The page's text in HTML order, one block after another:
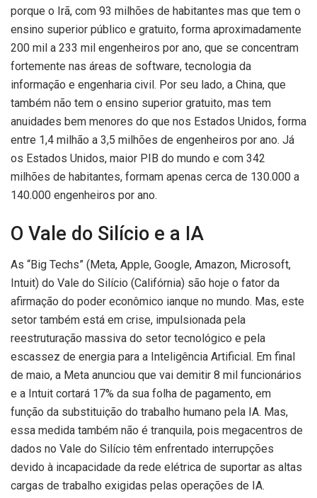
porque o Irã, com 93 milhões de habitantes mas que tem o
ensino superior público e gratuito, forma aproximadamente
200 mil a 233 mil engenheiros por ano, que se concentram
fortemente nas áreas de software, tecnologia da
informação e engenharia civil. Por seu lado, a China, que
também não tem o ensino superior gratuito, mas tem
anuidades bem menores do que nos Estados Unidos, forma
entre 1,4 milhão a 3,5 milhões de engenheiros por ano. Já
os Estados Unidos, maior PIB do mundo e com 342
milhões de habitantes, formam apenas cerca de 130.000 a
140.000 engenheiros por ano.
O Vale do Silício e a IA
As “Big Techs” (Meta, Apple, Google, Amazon, Microsoft,
Intuit) do Vale do Silício (Califórnia) são hoje o fator da
afirmação do poder econômico ianque no mundo. Mas, este
setor também está em crise, impulsionada pela
reestruturação massiva do setor tecnológico e pela
escassez de energia para a Inteligência Artificial. Em final
de maio, a Meta anunciou que vai demitir 8 mil funcionários
e a Intuit cortará 17% da sua folha de pagamento, em
função da substituição do trabalho humano pela IA. Mas,
essa medida também não é tranquila, pois megacentros de
dados no Vale do Silício têm enfrentado interrupções
devido à incapacidade da rede elétrica de suportar as altas
cargas de trabalho exigidas pelas operações de IA.